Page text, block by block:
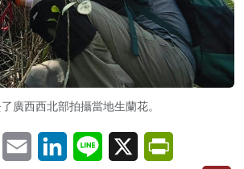
廣西西北部拍攝當地生蘭花。
WeChatEmail LinkedInLine X